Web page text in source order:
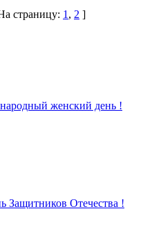
страницу: 1 , 2 ]
женский день !
Защитников Отечества !